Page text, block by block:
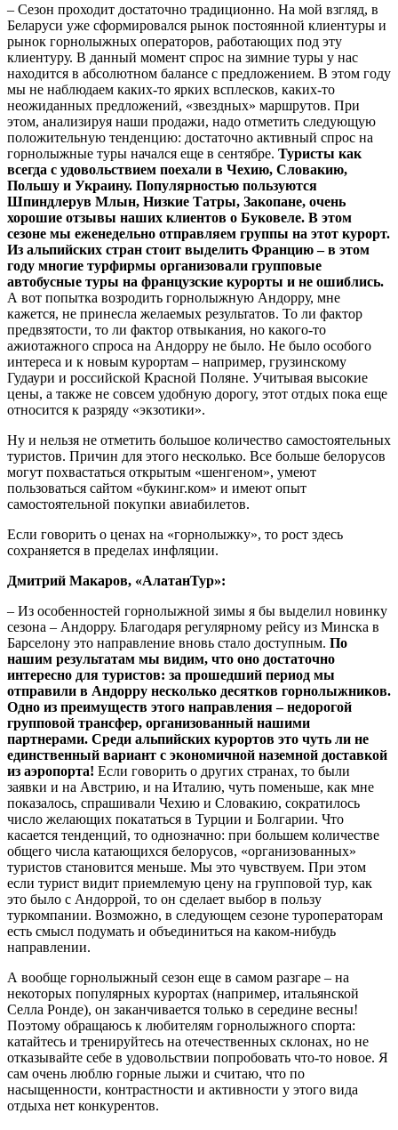
– Сезон проходит достаточно традиционно. На мой взгляд, в
Беларуси уже сформировался рынок постоянной клиентуры и
рынок горнолыжных операторов, работающих под эту
клиентуру. В данный момент спрос на зимние туры у нас
находится в абсолютном балансе с предложением. В этом году
мы не наблюдаем каких-то ярких всплесков, каких-то
неожиданных предложений, «звездных» маршрутов. При
этом, анализируя наши продажи, надо отметить следующую
положительную тенденцию: достаточно активный спрос на
горнолыжные туры начался еще в сентябре. Туристы как
всегда с удовольствием поехали в Чехию, Словакию,
Польшу и Украину. Популярностью пользуются
Шпиндлерув Млын, Низкие Татры, Закопане, очень
хорошие отзывы наших клиентов о Буковеле. В этом
сезоне мы еженедельно отправляем группы на этот курорт.
Из альпийских стран стоит выделить Францию – в этом
году многие турфирмы организовали групповые
автобусные туры на французские курорты и не ошиблись.
А вот попытка возродить горнолыжную Андорру, мне
кажется, не принесла желаемых результатов. То ли фактор
предвзятости, то ли фактор отвыкания, но какого-то
ажиотажного спроса на Андорру не было. Не было особого
интереса и к новым курортам – например, грузинскому
Гудаури и российской Красной Поляне. Учитывая высокие
цены, а также не совсем удобную дорогу, этот отдых пока еще
относится к разряду «экзотики».
Ну и нельзя не отметить большое количество самостоятельных
туристов. Причин для этого несколько. Все больше белорусов
могут похвастаться открытым «шенгеном», умеют
пользоваться сайтом «букинг.ком» и имеют опыт
самостоятельной покупки авиабилетов.
Если говорить о ценах на «горнолыжку», то рост здесь
сохраняется в пределах инфляции.
Дмитрий Макаров, «АлатанТур»:
– Из особенностей горнолыжной зимы я бы выделил новинку
сезона – Андорру. Благодаря регулярному рейсу из Минска в
Барселону это направление вновь стало доступным. По
нашим результатам мы видим, что оно достаточно
интересно для туристов: за прошедший период мы
отправили в Андорру несколько десятков горнолыжников.
Одно из преимуществ этого направления – недорогой
групповой трансфер, организованный нашими
партнерами. Среди альпийских курортов это чуть ли не
единственный вариант с экономичной наземной доставкой
из аэропорта! Если говорить о других странах, то были
заявки и на Австрию, и на Италию, чуть поменьше, как мне
показалось, спрашивали Чехию и Словакию, сократилось
число желающих покататься в Турции и Болгарии. Что
касается тенденций, то однозначно: при большем количестве
общего числа катающихся белорусов, «организованных»
туристов становится меньше. Мы это чувствуем. При этом
если турист видит приемлемую цену на групповой тур, как
это было с Андоррой, то он сделает выбор в пользу
туркомпании. Возможно, в следующем сезоне туроператорам
есть смысл подумать и объединиться на каком-нибудь
направлении.
А вообще горнолыжный сезон еще в самом разгаре – на
некоторых популярных курортах (например, итальянской
Селла Ронде), он заканчивается только в середине весны!
Поэтому обращаюсь к любителям горнолыжного спорта:
катайтесь и тренируйтесь на отечественных склонах, но не
отказывайте себе в удовольствии попробовать что-то новое. Я
сам очень люблю горные лыжи и считаю, что по
насыщенности, контрастности и активности у этого вида
отдыха нет конкурентов.